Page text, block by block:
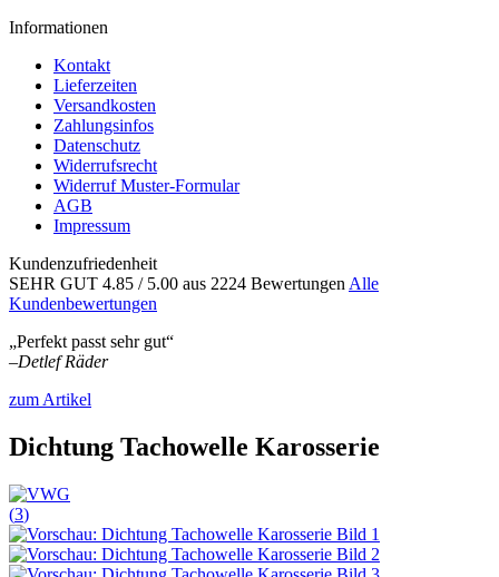
Informationen
Kontakt
Lieferzeiten
Versandkosten
Zahlungsinfos
Datenschutz
Widerrufsrecht
Widerruf Muster-Formular
AGB
Impressum
Kundenzufriedenheit
SEHR GUT 4.85 / 5.00 aus 2224 Bewertungen Alle
Kundenbewertungen
„Perfekt passt sehr gut“
–Detlef Räder
zum Artikel
Dichtung Tachowelle Karosserie
(3)